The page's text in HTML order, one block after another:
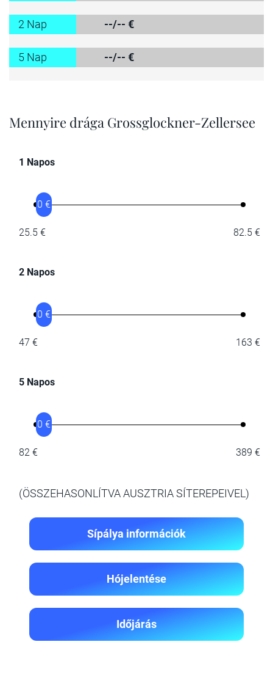
2 Nap --/-- €
5 Nap --/-- €
Mennyire drága Grossglockner-Zellersee
1 Napos
25.5 €
0 €
82.5 €
2 Napos
47 €
0 €
163 €
5 Napos
82 €
0 €
389 €
(ÖSSZEHASONLÍTVA AUSZTRIA SÍTEREPEIVEL)
Sípálya információk
Hójelentése
Időjárás